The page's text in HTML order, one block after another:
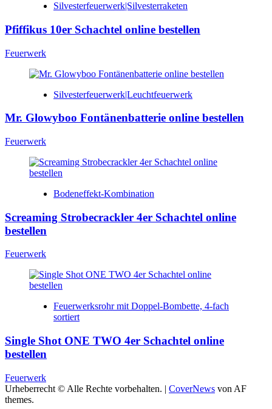
Silvesterfeuerwerk|Silvesterraketen
Pfiffikus 10er Schachtel online bestellen
Feuerwerk
Silvesterfeuerwerk|Leuchtfeuerwerk
Mr. Glowyboo Fontänenbatterie online bestellen
Feuerwerk
Bodeneffekt-Kombination
Screaming Strobecrackler 4er Schachtel online
bestellen
Feuerwerk
Feuerwerksrohr mit Doppel-Bombette, 4-fach
sortiert
Single Shot ONE TWO 4er Schachtel online
bestellen
Feuerwerk
Urheberrecht © Alle Rechte vorbehalten. | CoverNews von AF
themes.